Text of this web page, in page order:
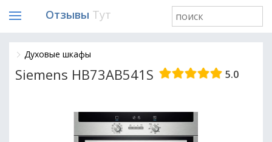
Отзывы Тут
Духовые шкафы
Siemens HB73AB541S 5.0